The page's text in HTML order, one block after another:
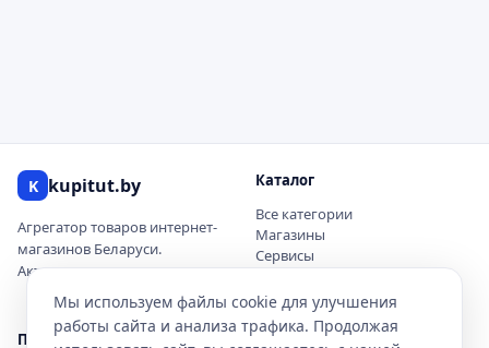
K kupitut.by
Агрегатор товаров интернет-
магазинов Беларуси.
Актуальные цены и наличие.
Каталог
Все категории
Магазины
Сервисы
Новинки
Покупателю О проекте
Мы используем файлы cookie для улучшения
работы сайта и анализа трафика. Продолжая